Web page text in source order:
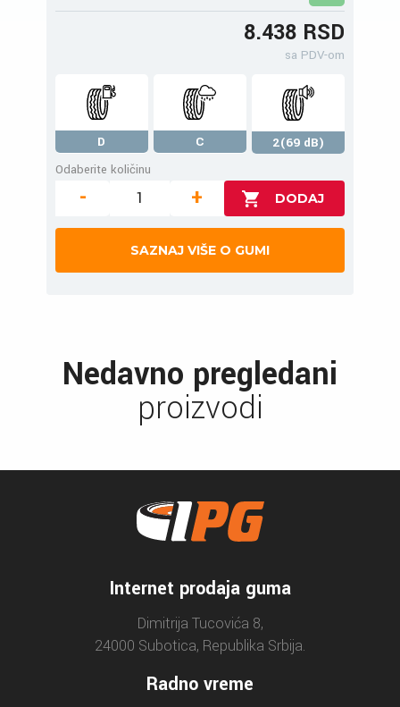
8.438 RSD
sa PDV-om
D C
2(69 dB)
Odaberite količinu
- +
SAZNAJ VIŠE O GUMI
Nedavno pregledani
proizvodi
Internet prodaja guma
Dimitrija Tucovića 8,
24000 Subotica, Republika Srbija.
Radno vreme